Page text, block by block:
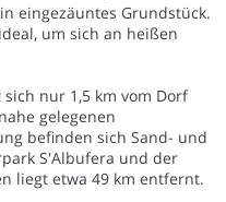
eingezäuntes Grundstück.
um sich an heißen
nur 1,5 km vom Dorf
gelegenen
befinden sich Sand- und
S'Albufera und der
liegt etwa 49 km entfernt.